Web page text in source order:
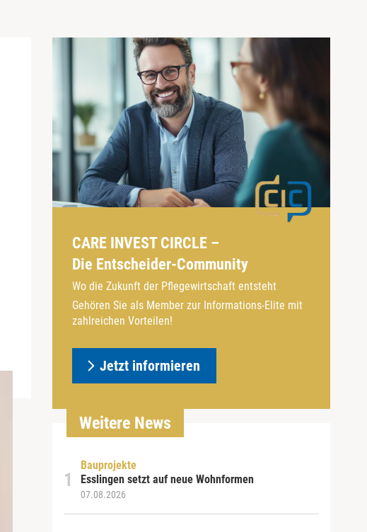
CARE INVEST CIRCLE –
Die Entscheider-Community
Wo die Zukunft der Pflegewirtschaft entsteht
Gehören Sie als Member zur Informations-Elite mit
zahlreichen Vorteilen!
Jetzt informieren
Weitere News
Bauprojekte
Esslingen setzt auf neue Wohnformen
07.08.2026